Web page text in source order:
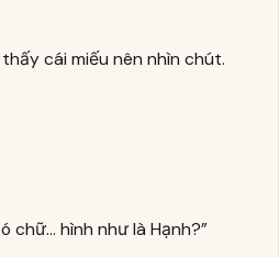
cái miếu nên nhìn chút.
chữ… hình như là Hạnh?”